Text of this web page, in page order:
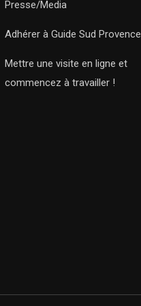
Presse/Media
Adhérer à Guide Sud Provence
Mettre une visite en ligne et
commencez à travailler !